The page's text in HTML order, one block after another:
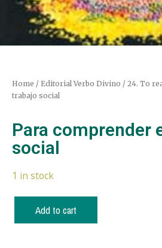
Home / Editorial Verbo Divino / 24. To
trabajo social
Para comprender
social
1 in stock
Add to cart